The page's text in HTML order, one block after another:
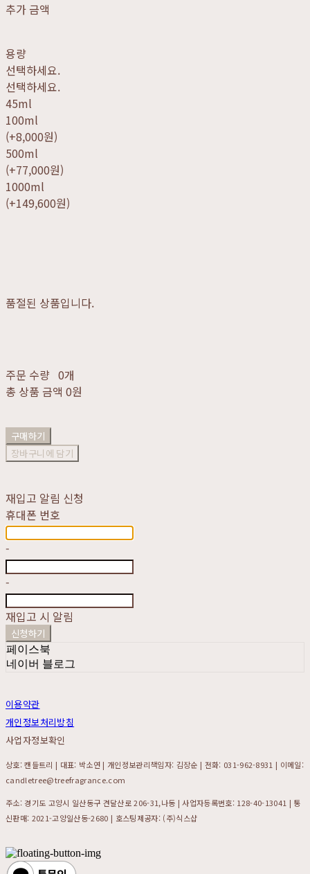
추가 금액
용량
선택하세요.
선택하세요.
45ml
100ml
(+8,000원)
500ml
(+77,000원)
1000ml
(+149,600원)
품절된 상품입니다.
주문 수량 0개
총 상품 금액 0원
구매하기
장바구니에 담기
재입고 알림 신청
휴대폰 번호
-
-
재입고 시 알림
신청하기
페이스북
네이버 블로그
이용약관
개인정보처리방침
사업자정보확인
상호: 캔들트리 | 대표: 박소연 | 개인정보관리책임자: 김장순 | 전화: 031-962-8931 | 이메일:
candletree@treefragrance.com
주소: 경기도 고양시 일산동구 견달산로 206-31,나동 | 사업자등록번호: 128-40-13041 | 통
신판매: 2021-고양일산동-2680 | 호스팅제공자: (주)식스샵